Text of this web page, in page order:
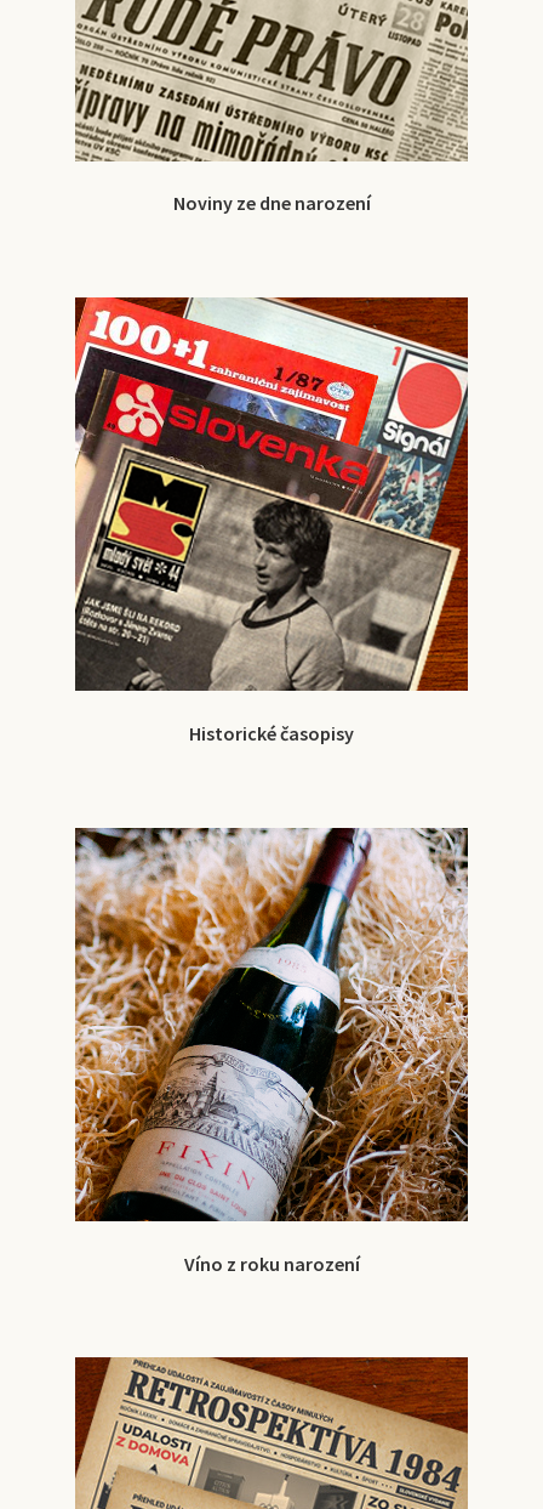
Noviny ze dne narození
Historické časopisy
Víno z roku narození